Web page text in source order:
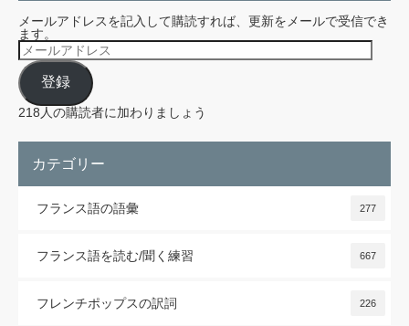
メールアドレスを記入して購読すれば、更新をメールで受信でき
ます。
メ
ー
ル
ア
ド
レ
登録
218人の購読者に加わりましょう
カテゴリー
フランス語の語彙 277
フランス語を読む/聞く練習 667
フレンチポップスの訳詞 226